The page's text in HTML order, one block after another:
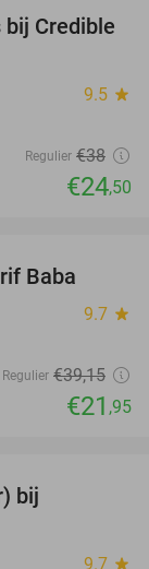
36%
Credible
9.5 star
Regulier €38
€24,50
Baba
9.7 star
Regulier €39,15
€21 ,95
bij
9.7 star